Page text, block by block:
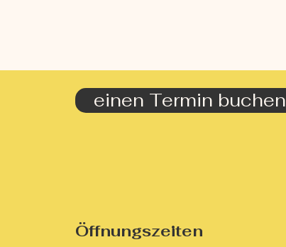
einen Termin buchen
Öffnungszeiten